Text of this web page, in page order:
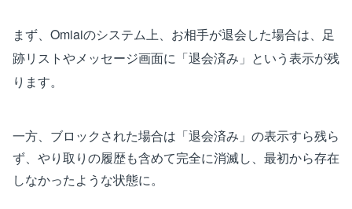
まず、Omiaiのシステム上、お相手が退会した場合は、足
跡リストやメッセージ画面に「退会済み」という表示が残
ります。
一方、ブロックされた場合は「退会済み」の表示すら残ら
ず、やり取りの履歴も含めて完全に消滅し、最初から存在
しなかったような状態に。